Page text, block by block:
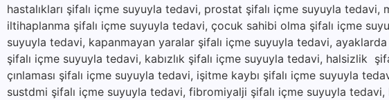
hastalıkları şifalı içme suyuyla tedavi, prostat şifalı içme suyuyla
iltihaplanma şifalı içme suyuyla tedavi, çocuk sahibi olma şifalı içme
suyuyla tedavi, kapanmayan yaralar şifalı içme suyuyla tedavi,
şifalı içme suyuyla tedavi, kabızlık şifalı içme suyuyla tedavi, halsizlik
çınlaması şifalı içme suyuyla tedavi, işitme kaybı şifalı içme suyuyla
sustdmi şifalı içme suyuyla tedavi, fibromiyalji şifalı içme suyuyla